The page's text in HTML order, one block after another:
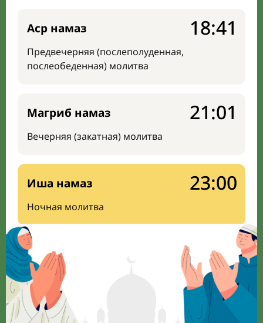
Аср намаз
Предвечерняя (послеполуденная,
послеобеденная) молитва
18:41
Магриб намаз
Вечерняя (закатная) молитва
21:01
Иша намаз
Ночная молитва
23:00